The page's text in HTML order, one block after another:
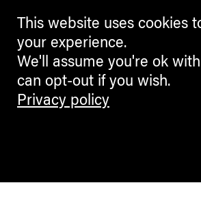
This website uses cookies
your experience.
We'll assume you're ok
can opt-out if you wish.
Privacy policy